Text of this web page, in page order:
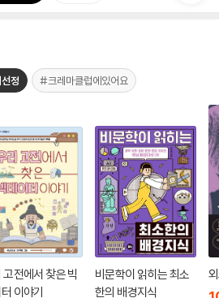
정 #크레마클럽에있어요
고전에서 찾은 빅
이야기
비문학이 읽히는 최소
한의 배경지식